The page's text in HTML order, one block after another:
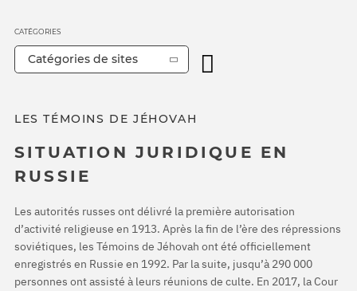
LES TÉMOINS DE JÉHOVAH
SITUATION JURIDIQUE EN
RUSSIE
Les autorités russes ont délivré la première autorisation
d’activité religieuse en 1913. Après la fin de l’ère des répressions
soviétiques, les Témoins de Jéhovah ont été officiellement
enregistrés en Russie en 1992. Par la suite, jusqu’à 290 000
personnes ont assisté à leurs réunions de culte. En 2017, la Cour
CATÉGORIES
Catégories de sites